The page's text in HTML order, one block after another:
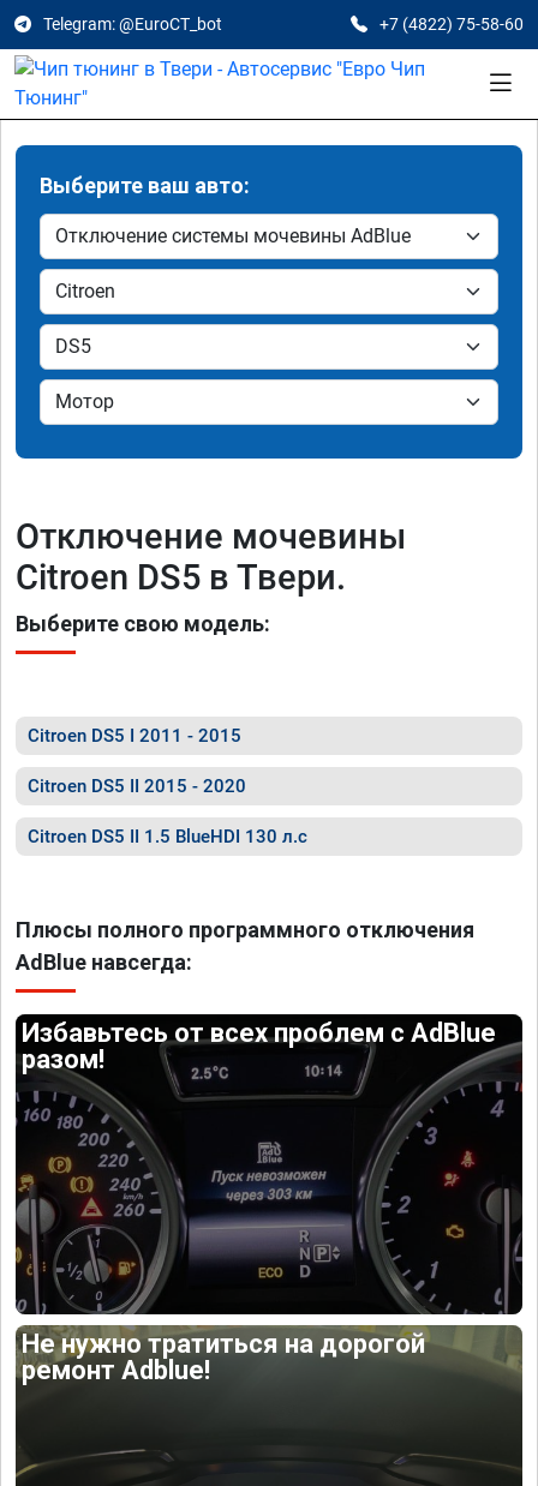
Telegram: @EuroCT_bot +7 (4822) 75-58-60
Выберите ваш авто:
Отключение мочевины
Citroen DS5 в Твери.
Выберите свою модель:
Citroen DS5 I 2011 - 2015
Citroen DS5 II 2015 - 2020
Citroen DS5 II 1.5 BlueHDI 130 л.с
Плюсы полного программного отключения
AdBlue навсегда:
Избавьтесь от всех проблем с AdBlue
разом!
Не нужно тратиться на дорогой
ремонт Adblue!